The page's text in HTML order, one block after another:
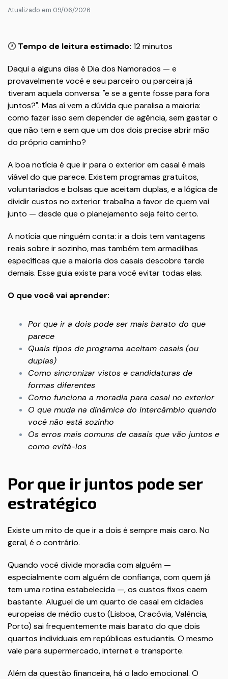
Atualizado em 09/06/2026
🕐 Tempo de leitura estimado: 12 minutos
Daqui a alguns dias é Dia dos Namorados — e
provavelmente você e seu parceiro ou parceira já
tiveram aquela conversa: "e se a gente fosse para fora
juntos?". Mas aí vem a dúvida que paralisa a maioria:
como fazer isso sem depender de agência, sem gastar o
que não tem e sem que um dos dois precise abrir mão
do próprio caminho?
A boa notícia é que ir para o exterior em casal é mais
viável do que parece. Existem programas gratuitos,
voluntariados e bolsas que aceitam duplas, e a lógica de
dividir custos no exterior trabalha a favor de quem vai
junto — desde que o planejamento seja feito certo.
A notícia que ninguém conta: ir a dois tem vantagens
reais sobre ir sozinho, mas também tem armadilhas
específicas que a maioria dos casais descobre tarde
demais. Esse guia existe para você evitar todas elas.
O que você vai aprender:
Por que ir a dois pode ser mais barato do que
parece
Quais tipos de programa aceitam casais (ou
duplas)
Como sincronizar vistos e candidaturas de
formas diferentes
Como funciona a moradia para casal no exterior
O que muda na dinâmica do intercâmbio quando
você não está sozinho
Os erros mais comuns de casais que vão juntos e
como evitá-los
Por que ir juntos pode ser
estratégico
Existe um mito de que ir a dois é sempre mais caro. No
geral, é o contrário.
Quando você divide moradia com alguém —
especialmente com alguém de confiança, com quem já
tem uma rotina estabelecida —, os custos fixos caem
bastante. Aluguel de um quarto de casal em cidades
europeias de médio custo (Lisboa, Cracóvia, Valência,
Porto) sai frequentemente mais barato do que dois
quartos individuais em repúblicas estudantis. O mesmo
vale para supermercado, internet e transporte.
Além da questão financeira, há o lado emocional. O